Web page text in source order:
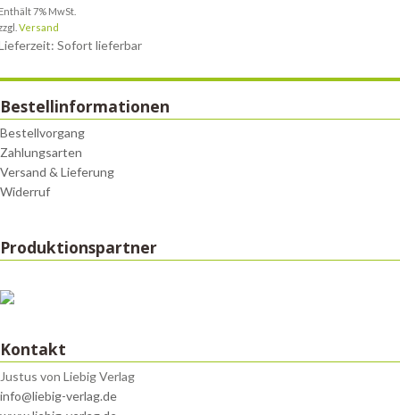
7% MwSt.
Versand
Sofort lieferbar
Bestellinformationen
Bestellvorgang
Zahlungsarten
Versand & Lieferung
Widerruf
Produktionspartner
Kontakt
Justus von Liebig Verlag
info@liebig-verlag.de